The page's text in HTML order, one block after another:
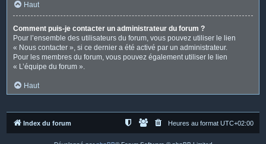
Haut
Comment puis-je contacter un administrateur du forum ?
Pour l’ensemble des utilisateurs du forum, vous pouvez utiliser le lien
« Nous contacter », si ce dernier a été activé par un administrateur.
Pour les membres du forum, vous pouvez également utiliser le lien
« L’équipe du forum ».
Haut
Index du forum Heures au format UTC+02:00